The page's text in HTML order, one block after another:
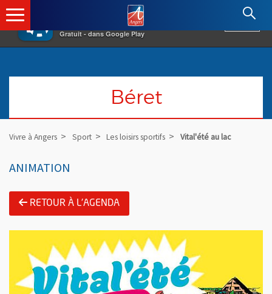
×
Gratuit - dans Google Play
Angers.fr : Retour à l'accueil
Béret
Vivre à Angers Sport Les loisirs sportifs Vital'été au lac
ANIMATION
RETOUR À L'AGENDA